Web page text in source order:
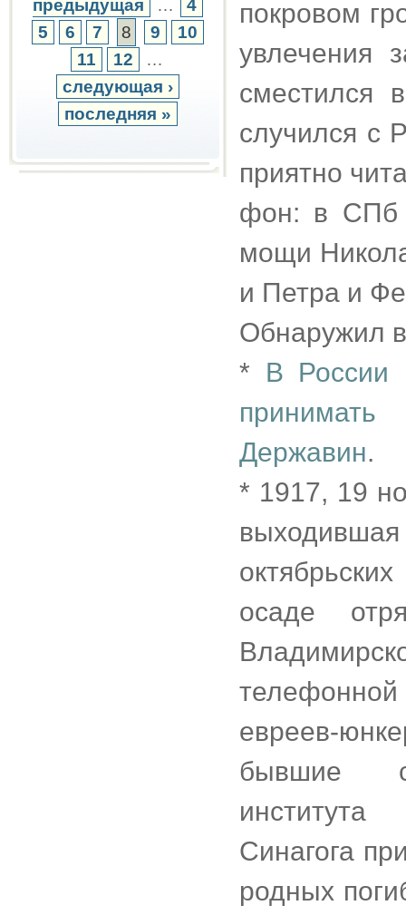
предыдущая …
4
5
6 7 8 9
10
11
12
…
следующая ›
последняя »
покровом
увлечения
сместился
случился с
приятно
фон: в СПб
мощи
и Петра и
Обнаружил
* В России
Державин.
* 1917, 19
осаде
евреев-
бывшие
института
Синагога
родных